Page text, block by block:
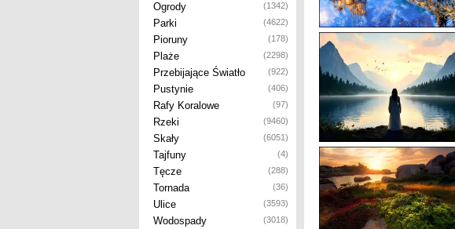
Ogrody (1342)
Parki (4622)
Pioruny (178)
Plaże (2298)
Przebijające Światło (922)
Pustynie (406)
Rafy Koralowe (97)
Rzeki (9460)
Skały (6051)
Tajfuny (4)
Tęcze (288)
Tornada (36)
Ulice (3593)
Wodospady (3018)